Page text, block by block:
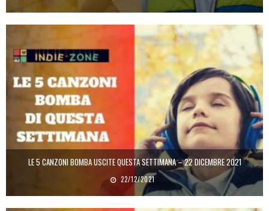
LE 5 CANZONI BOMBA USCITE QUESTA SETTIMANA – 22 DICEMBRE 2021
22/12/2021